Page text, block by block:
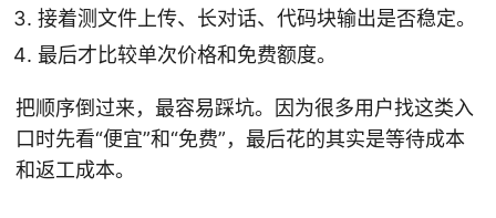
接着测文件上传、长对话、代码块输出是否稳定。
最后才比较单次价格和免费额度。
把顺序倒过来，最容易踩坑。因为很多用户找这类入
口时先看“便宜”和“免费”，最后花的其实是等待成本
和返工成本。